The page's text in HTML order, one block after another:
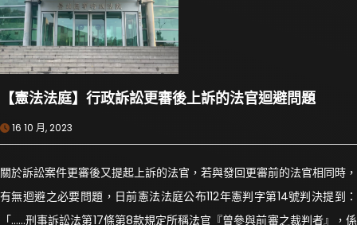
【憲法法庭】行政訴訟更審後上訴的法官迴避問題
16 10 月, 2023
關於訴訟案件更審後又提起上訴的法官，若與發回更審前的法官相同時，
有無迴避之必要問題，日前憲法法庭公布112年憲判字第14號判決提到：
「……刑事訴訟法第17條第8款規定所稱法官『曾參與前審之裁判者』，係